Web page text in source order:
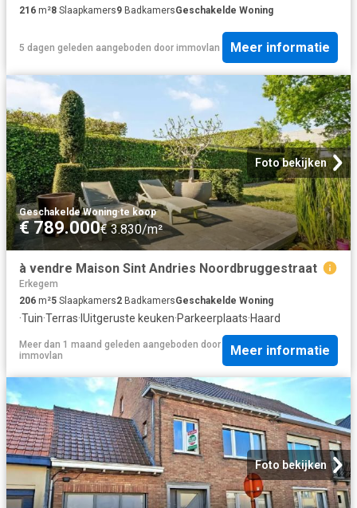
216 m²8 Slaapkamers9 BadkamersGeschakelde Woning
5 dagen geleden aangeboden door immovlan Meer informatie
Foto bekijken
Geschakelde Woning·te koop
€ 789.000€ 3.830/m²
à vendre Maison Sint Andries Noordbruggestraat
Erkegem
206 m²5 Slaapkamers2 BadkamersGeschakelde Woning
·Tuin·Terras·IUitgeruste keuken·Parkeerplaats·Haard
Meer dan 1 maand geleden aangeboden door
immovlan
Meer informatie
Foto bekijken